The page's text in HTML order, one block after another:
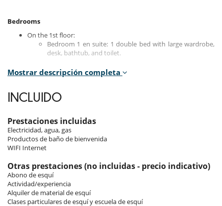
Bedrooms
On the 1st floor:
Bedroom 1 en suite: 1 double bed with large wardrobe,
desk, bathtub, and toilet.
On level -1:
Bedrooms 2 and 3 en suite: 1 double bed, shower, and
Bedroom 4 en suite: 2 twin beds, bathtub, shower, and
On level -2 (separate apartment with additional entrance):
Bedroom 1 en suite: 2 twin beds with shower and toilet.
bathroom with bathtub and toilet.
Indoors
Mostrar descripción completa
INCLUIDO
Prestaciones incluidas
Electricidad, agua, gas
Productos de baño de bienvenida
WIFI Internet
Otras prestaciones (no incluidas - precio indicativo)
Abono de esquí
Actividad/experiencia
Alquiler de material de esquí
Clases particulares de esquí y escuela de esquí